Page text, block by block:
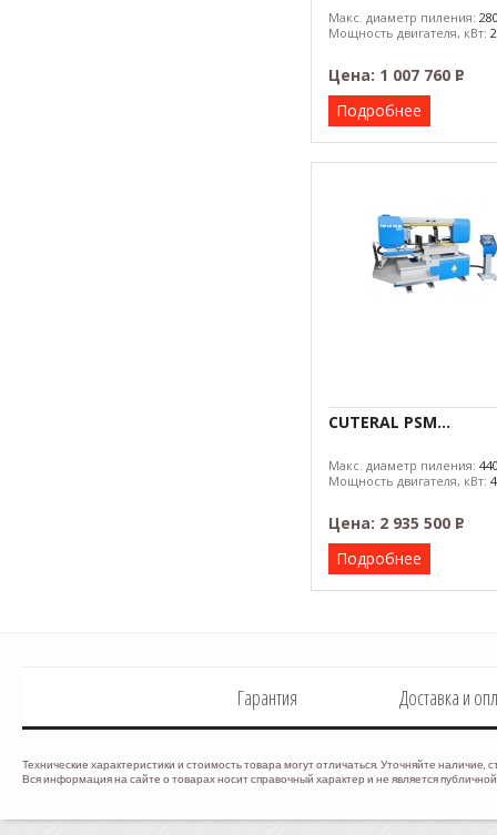
Макс. диаметр пиления:
Мощность двигателя, кВт:
Цена: 1 007 760 Р
–
Подробнее
CUTERAL PSM...
Макс. диаметр пиления:
Мощность двигателя, кВт: 4
Цена: 2 935 500 Р
–
Подробнее
Гарантия Доставка и
Технические характеристики и стоимость товара могут отличаться. Уточняйте наличие,
Вся информация на сайте о товарах носит справочный характер и не является